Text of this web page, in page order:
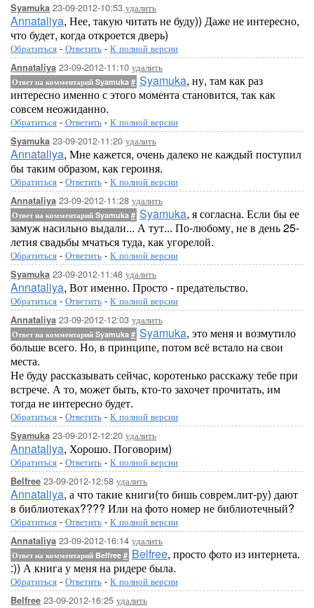
Syamuka 23-09-2012-10:53 удалить
Annataliya, Нее, такую читать не буду)) Даже не интересно,
что будет, когда откроется дверь)
Обратиться - Ответить - К полной версии
Annataliya 23-09-2012-11:10 удалить
Ответ на комментарий Syamuka # Syamuka, ну, там как раз
интересно именно с этого момента становится, так как
совсем неожиданно.
Обратиться - Ответить - К полной версии
Syamuka 23-09-2012-11:20 удалить
Annataliya, Мне кажется, очень далеко не каждый поступил
бы таким образом, как героиня.
Обратиться - Ответить - К полной версии
Annataliya 23-09-2012-11:28 удалить
Ответ на комментарий Syamuka # Syamuka, я согласна. Если бы ее
замуж насильно выдали... А тут... По-любому, не в день 25-
летия свадьбы мчаться туда, как угорелой.
Обратиться - Ответить - К полной версии
Syamuka 23-09-2012-11:48 удалить
Annataliya, Вот именно. Просто - предательство.
Обратиться - Ответить - К полной версии
Annataliya 23-09-2012-12:03 удалить
Ответ на комментарий Syamuka # Syamuka, это меня и возмутило
больше всего. Но, в принципе, потом всё встало на свои
места.
Не буду рассказывать сейчас, коротенько расскажу тебе при
встрече. А то, может быть, кто-то захочет прочитать, им
тогда не интересно будет.
Обратиться - Ответить - К полной версии
Syamuka 23-09-2012-12:20 удалить
Annataliya, Хорошо. Поговорим)
Обратиться - Ответить - К полной версии
Belfree 23-09-2012-12:58 удалить
Annataliya, а что такие книги(то бишь соврем.лит-ру) дают
в библиотеках???? Или на фото номер не библиотечный?
Обратиться - Ответить - К полной версии
Annataliya 23-09-2012-16:14 удалить
Ответ на комментарий Belfree # Belfree, просто фото из интернета.
:)) А книга у меня на ридере была.
Обратиться - Ответить - К полной версии
Belfree 23-09-2012-16:25 удалить